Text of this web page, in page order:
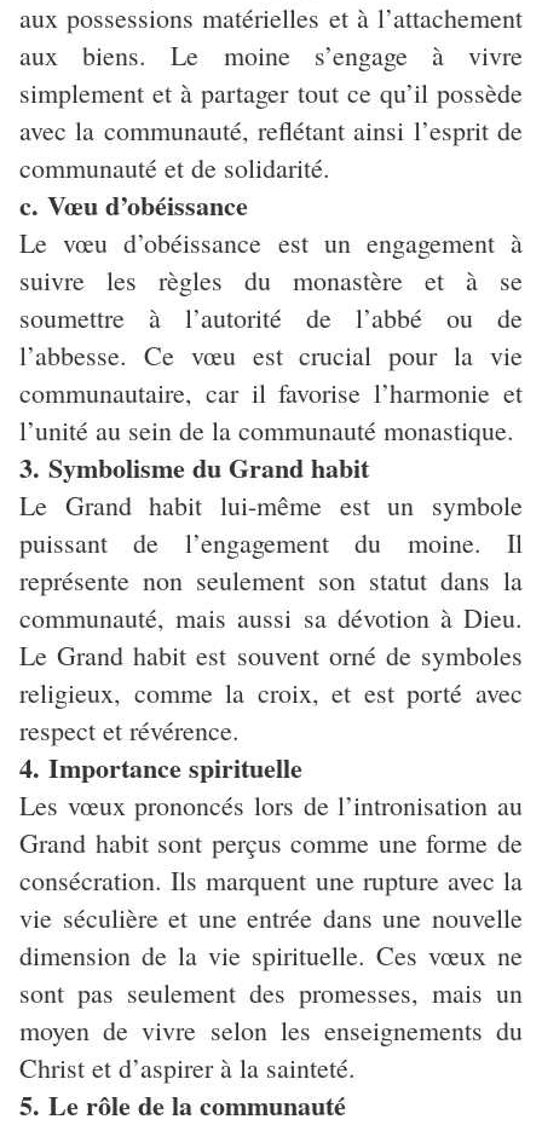
aux possessions matérielles et à l’attachement
aux biens. Le moine s’engage à vivre
simplement et à partager tout ce qu’il possède
avec la communauté, reflétant ainsi l’esprit de
communauté et de solidarité.
c. Vœu d’obéissance
Le vœu d’obéissance est un engagement à
suivre les règles du monastère et à se
soumettre à l’autorité de l’abbé ou de
l’abbesse. Ce vœu est crucial pour la vie
communautaire, car il favorise l’harmonie et
l’unité au sein de la communauté monastique.
3. Symbolisme du Grand habit
Le Grand habit lui-même est un symbole
puissant de l’engagement du moine. Il
représente non seulement son statut dans la
communauté, mais aussi sa dévotion à Dieu.
Le Grand habit est souvent orné de symboles
religieux, comme la croix, et est porté avec
respect et révérence.
4. Importance spirituelle
Les vœux prononcés lors de l’intronisation au
Grand habit sont perçus comme une forme de
consécration. Ils marquent une rupture avec la
vie séculière et une entrée dans une nouvelle
dimension de la vie spirituelle. Ces vœux ne
sont pas seulement des promesses, mais un
moyen de vivre selon les enseignements du
Christ et d’aspirer à la sainteté.
5. Le rôle de la communauté